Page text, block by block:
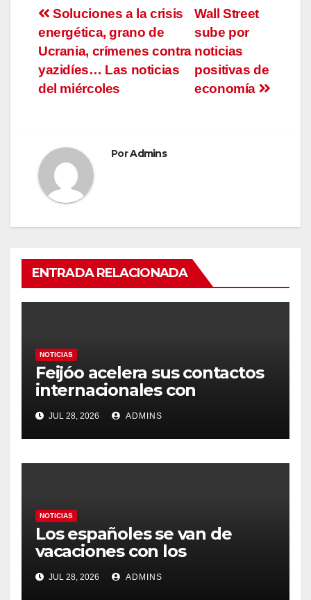
Navegación
de
entradas
Wall Street
sube por
noticias
positivas de
economía
Soluciones a la crisis
energética, grano de
Ucrania, crímenes contra
yazidíes… Las noticias
del miércoles
PorAdmins
ENTRADA RELACIONADA
NOTICIAS
Feijóo acelera sus contactos
internacionales con
Latinoamérica como socio
prioritario en su agenda de
gobierno
JUL 28, 2026 ADMINS
NOTICIAS
Los españoles se van de
vacaciones con los
carburantes hasta un 21%
más caros que el año pasado
JUL 28, 2026 ADMINS